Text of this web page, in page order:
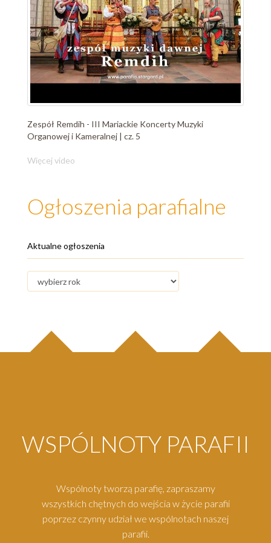
Zespół Remdih - III Mariackie Koncerty Muzyki
Organowej i Kameralnej | cz. 5
Więcej video
Ogłoszenia parafialne
Aktualne ogłoszenia
WSPÓLNOTY PARAFII
Wspólnoty tworzą parafię, zapraszamy
wszystkich chętnych do wejścia w życie parafii
poprzez czynny udział we wspólnotach naszej
parafii.